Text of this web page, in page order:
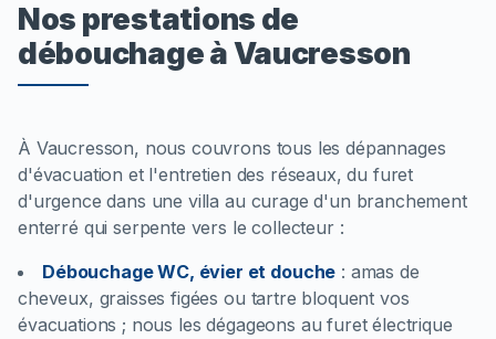
Nos prestations de
débouchage à Vaucresson
À Vaucresson, nous couvrons tous les dépannages
d'évacuation et l'entretien des réseaux, du furet
d'urgence dans une villa au curage d'un branchement
enterré qui serpente vers le collecteur :
Débouchage WC, évier et douche : amas de
cheveux, graisses figées ou tartre bloquent vos
évacuations ; nous les dégageons au furet électrique